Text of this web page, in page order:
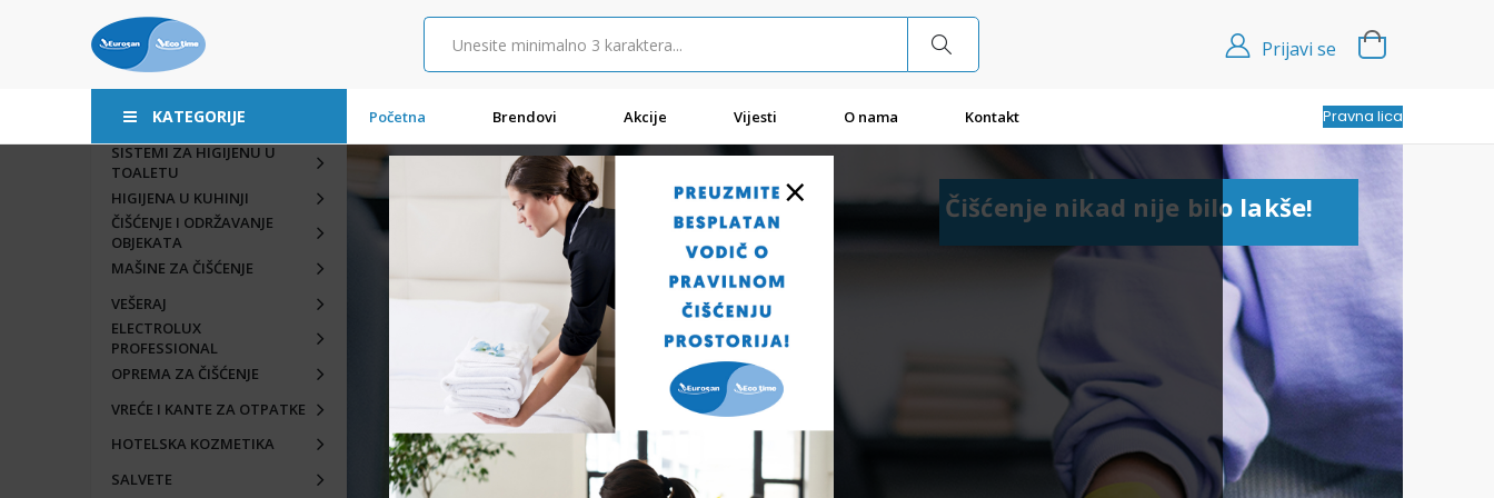
Prijavi se
KATEGORIJE Početna Brendovi Akcije Vijesti O nama Kontakt Pravna lica
SISTEMI ZA HIGIJENU U
TOALETU
HIGIJENA U KUHINJI
ČIŠĆENJE I ODRŽAVANJE
OBJEKATA
MAŠINE ZA ČIŠĆENJE
VEŠERAJ
ELECTROLUX
PROFESSIONAL
OPREMA ZA ČIŠĆENJE
VREĆE I KANTE ZA OTPATKE
HOTELSKA KOZMETIKA
SALVETE
× Čišćenje nikad nije bilo lakše!